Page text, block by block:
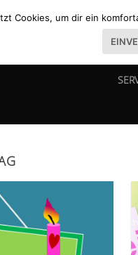
Cookies, um dir ein